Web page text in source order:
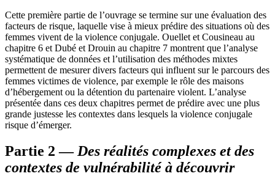
Cette première partie de l’ouvrage se termine sur une évaluation des
facteurs de risque, laquelle vise à mieux prédire des situations où des
femmes vivent de la violence conjugale. Ouellet et Cousineau au
chapitre 6 et Dubé et Drouin au chapitre 7 montrent que l’analyse
systématique de données et l’utilisation des méthodes mixtes
permettent de mesurer divers facteurs qui influent sur le parcours des
femmes victimes de violence, par exemple le rôle des maisons
d’hébergement ou la détention du partenaire violent. L’analyse
présentée dans ces deux chapitres permet de prédire avec une plus
grande justesse les contextes dans lesquels la violence conjugale
risque d’émerger.
Partie 2 — Des réalités complexes et des
contextes de vulnérabilité à découvrir